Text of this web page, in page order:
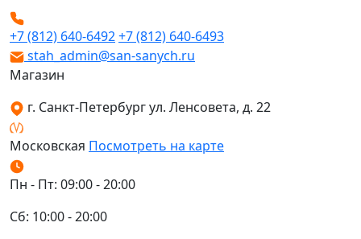
+7 (812) 640-6492+7 (812) 640-6493
stah_admin@san-sanych.ru
Магазин
г. Санкт-Петербург ул. Ленсовета, д. 22
Московская Посмотреть на карте
Пн - Пт: 09:00 - 20:00
Сб: 10:00 - 20:00